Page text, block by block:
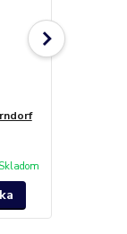
Skladom